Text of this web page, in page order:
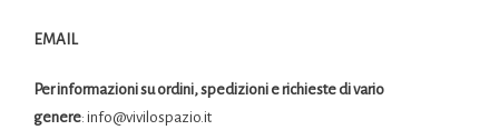
EMAIL
Per informazioni su ordini, spedizioni e richieste di vario
genere: info@vivilospazio.it